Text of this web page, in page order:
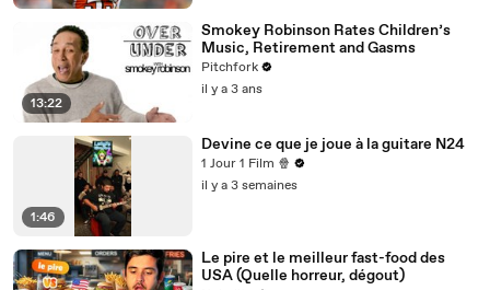
13:22
Smokey Robinson Rates Children’s
Music, Retirement and Gasms
Pitchfork
il y a 3 ans
1:46
Devine ce que je joue à la guitare N24
1 Jour 1 Film 🍿
il y a 3 semaines
Le pire et le meilleur fast-food des
USA (Quelle horreur, dégout)